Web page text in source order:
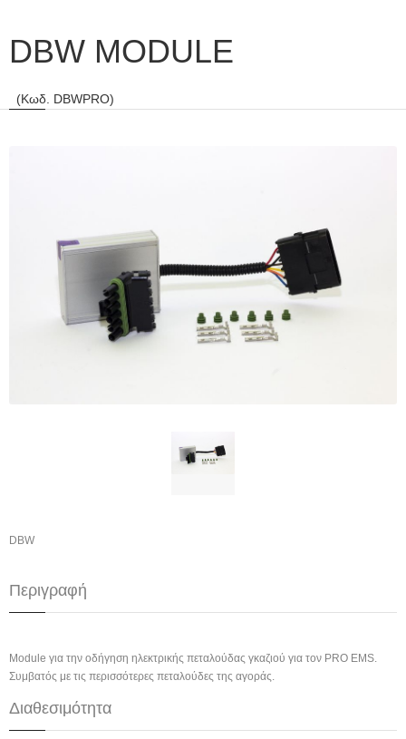
DBW MODULE
(Κωδ. DBWPRO)
DBW
Περιγραφή
Module για την οδήγηση ηλεκτρικής πεταλούδας γκαζιού για τον PRO EMS.
Συμβατός με τις περισσότερες πεταλούδες της αγοράς.
Διαθεσιμότητα